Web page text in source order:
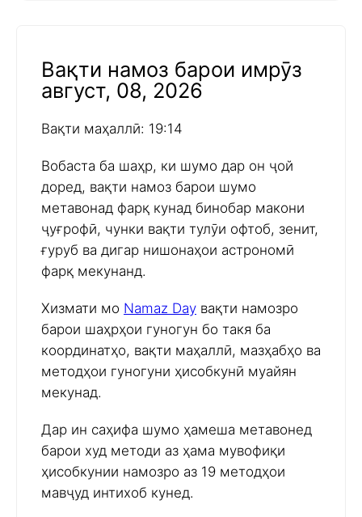
Вақти намоз барои имрӯз
август, 08, 2026
Вақти маҳаллӣ: 19:14
Вобаста ба шаҳр, ки шумо дар он ҷой
доред, вақти намоз барои шумо
метавонад фарқ кунад бинобар макони
ҷуғрофӣ, чунки вақти тулӯи офтоб, зенит,
ғуруб ва дигар нишонаҳои астрономӣ
фарқ мекунанд.
Хизмати мо Namaz Day вақти намозро
барои шаҳрҳои гуногун бо такя ба
координатҳо, вақти маҳаллӣ, мазҳабҳо ва
методҳои гуногуни ҳисобкунӣ муайян
мекунад.
Дар ин саҳифа шумо ҳамеша метавонед
барои худ методи аз ҳама мувофиқи
ҳисобкунии намозро аз 19 методҳои
мавҷуд интихоб кунед.